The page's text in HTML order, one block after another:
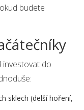
budete
investovat do
sklech (delší hoření,